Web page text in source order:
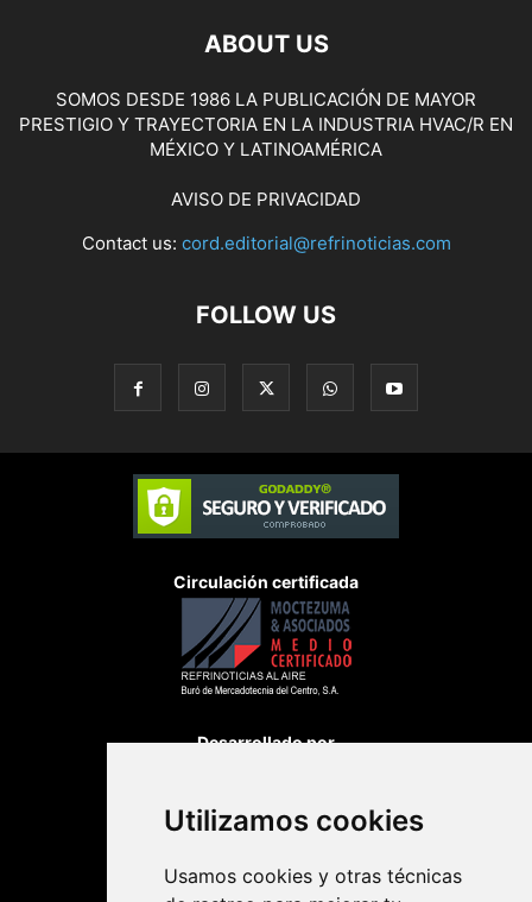
Utilizamos cookies
Usamos cookies y otras técnicas
ABOUT US
SOMOS DESDE 1986 LA PUBLICACIÓN DE MAYOR
PRESTIGIO Y TRAYECTORIA EN LA INDUSTRIA HVAC/R EN
MÉXICO Y LATINOAMÉRICA
AVISO DE PRIVACIDAD
Contact us: cord.editorial@refrinoticias.com
FOLLOW US
Circulación certificada
Desarrollado por